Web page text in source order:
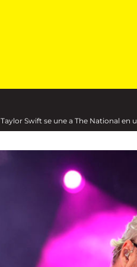
Taylor Swift se une a The National en